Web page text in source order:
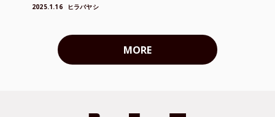
2025.1.16 ヒラバヤシ
MORE